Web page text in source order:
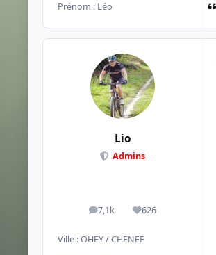
Prénom : Léo
Lio
Admins
7,1k
messages626
Réputation
Ville :OHEY / CHENEE